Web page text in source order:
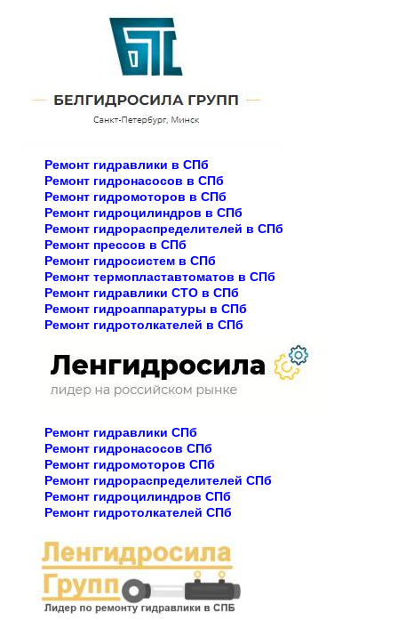
Ремонт гидравлики в СПб
Ремонт гидронасосов в СПб
Ремонт гидромоторов в СПб
Ремонт гидроцилиндров в СПб
Ремонт гидрораспределителей в СПб
Ремонт прессов в СПб
Ремонт гидросистем в СПб
Ремонт термопластавтоматов в СПб
Ремонт гидравлики СТО в СПб
Ремонт гидроаппаратуры в СПб
Ремонт гидротолкателей в СПб
Ремонт гидравлики СПб
Ремонт гидронасосов СПб
Ремонт гидромоторов СПб
Ремонт гидрораспределителей СПб
Ремонт гидроцилиндров СПб
Ремонт гидротолкателей СПб